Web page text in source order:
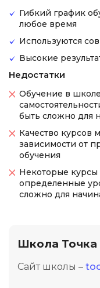
Гибкий график
любое время
Используются
Высокие
Недостатки
Обучение в
быть сложно для
Качество курсов
зависимости от
обучения
Некоторые курсы
определенные
сложно для
Школа Точка
Сайт школы –